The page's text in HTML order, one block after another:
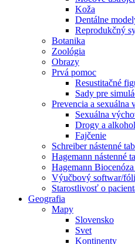
Koža
Dentálne
Reprodukčný
Botanika
Zoológia
Obrazy
Prvá pomoc
Resustitačné
Sady pre
Prevencia a sexuálna
Sexuálna
Drogy a alkohol
Fajčenie
Schreiber nástenné
Hagemann nástenné
Hagemann
Výučbový softwar/
Starostlivosť o
Geografia
Mapy
Slovensko
Svet
Kontinenty